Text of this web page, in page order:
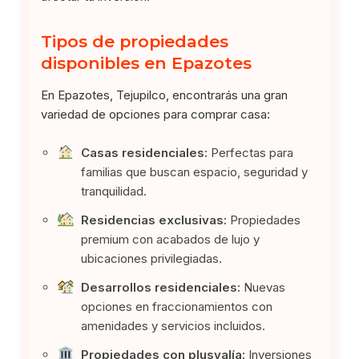
Tipos de propiedades
disponibles en Epazotes
En Epazotes, Tejupilco, encontrarás una gran
variedad de opciones para comprar casa:
Casas residenciales: Perfectas para
familias que buscan espacio, seguridad y
tranquilidad.
Residencias exclusivas: Propiedades
premium con acabados de lujo y
ubicaciones privilegiadas.
Desarrollos residenciales: Nuevas
opciones en fraccionamientos con
amenidades y servicios incluidos.
Propiedades con plusvalía: Inversiones